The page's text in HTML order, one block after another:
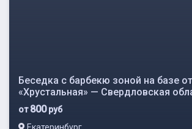
Беседка с барбекю зоной на базе
«Хрустальная» — Свердловская
от800руб